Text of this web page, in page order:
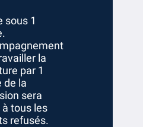
sous 1
la
par 1
de la
sera
tous les
refusés.